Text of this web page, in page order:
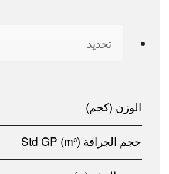
تحديد
الوزن (كجم)
حجم الجرافة (m³) Std GP